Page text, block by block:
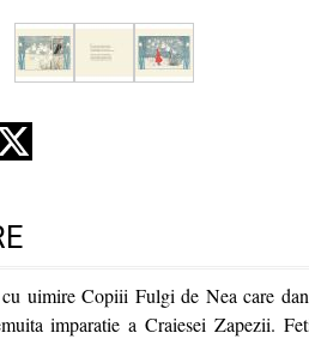
uimire Copiii Fulgi de Nea care
imparatie a Craiesei Zapezii.